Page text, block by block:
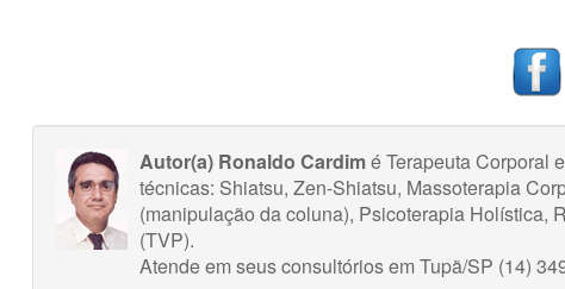
Autor(a) Ronaldo Cardimé Terapeuta Corporal
técnicas: Shiatsu, Zen-Shiatsu, Massoterapia
(manipulação da coluna), Psicoterapia Holística,
(TVP).
Atende em seus consultórios em Tupã/SP (14)